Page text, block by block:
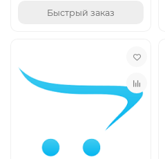
Быстрый заказ